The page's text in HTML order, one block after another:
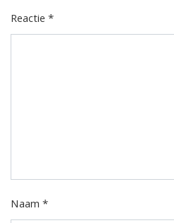
Reactie*
Naam*